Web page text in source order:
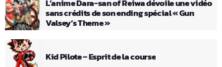
L’anime Dara-san of Reiwa dévoile une vidéo
sans crédits de son ending spécial « Gun
Valsey’s Theme »
Kid Pilote – Esprit de la course